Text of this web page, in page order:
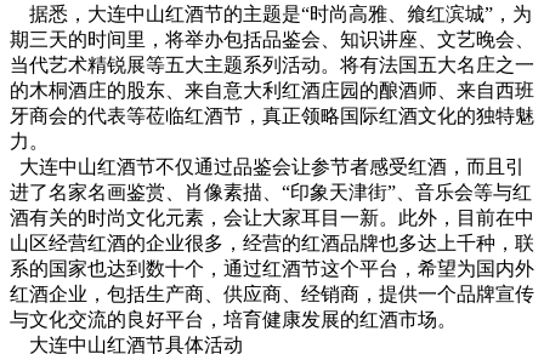
据悉，大连中山红酒节的主题是“时尚高雅、飨红滨城”，为
期三天的时间里，将举办包括品鉴会、知识讲座、文艺晚会、
当代艺术精锐展等五大主题系列活动。将有法国五大名庄之一
的木桐酒庄的股东、来自意大利红酒庄园的酿酒师、来自西班
牙商会的代表等莅临红酒节，真正领略国际红酒文化的独特魅
力。
大连中山红酒节不仅通过品鉴会让参节者感受红酒，而且引
进了名家名画鉴赏、肖像素描、“印象天津街”、音乐会等与红
酒有关的时尚文化元素，会让大家耳目一新。此外，目前在中
山区经营红酒的企业很多，经营的红酒品牌也多达上千种，联
系的国家也达到数十个，通过红酒节这个平台，希望为国内外
红酒企业，包括生产商、供应商、经销商，提供一个品牌宣传
与文化交流的良好平台，培育健康发展的红酒市场。
大连中山红酒节具体活动